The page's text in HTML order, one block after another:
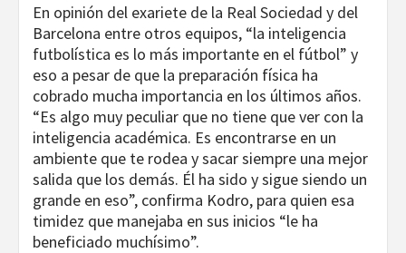
En opinión del exariete de la Real Sociedad y del
Barcelona entre otros equipos, “la inteligencia
futbolística es lo más importante en el fútbol” y
eso a pesar de que la preparación física ha
cobrado mucha importancia en los últimos años.
“Es algo muy peculiar que no tiene que ver con la
inteligencia académica. Es encontrarse en un
ambiente que te rodea y sacar siempre una mejor
salida que los demás. Él ha sido y sigue siendo un
grande en eso”, confirma Kodro, para quien esa
timidez que manejaba en sus inicios “le ha
beneficiado muchísimo”.